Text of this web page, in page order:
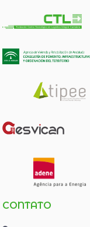
CONTATO